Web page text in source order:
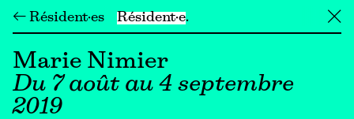
← Résident·es Résident·e ╳
Marie Nimier
Du 7 août au 4 septembre
2019